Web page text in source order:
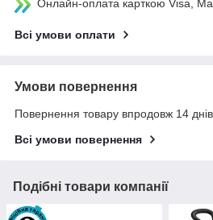
Онлайн-оплата карткою Visa,
Всі умови оплати
Умови повернення
Повернення товару впродовж 14
Всі умови повернення
Подібні товари компанії